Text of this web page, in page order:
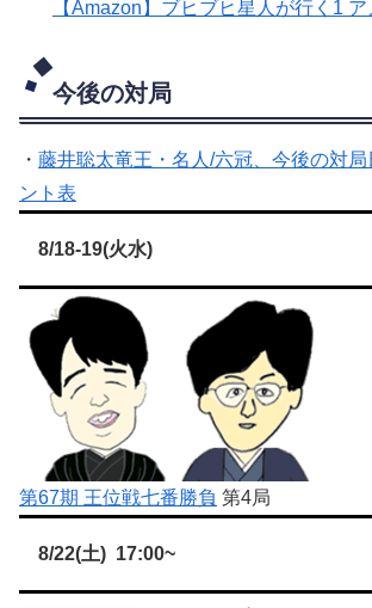
【Amazon】ブヒブヒ星人が行く1
今後の対局
・ 藤井聡太竜王・名人/六冠、今後の対局
ント表
8/18-19(火水)
第67期 王位戦七番勝負 第4局
8/22(土) 17:00~